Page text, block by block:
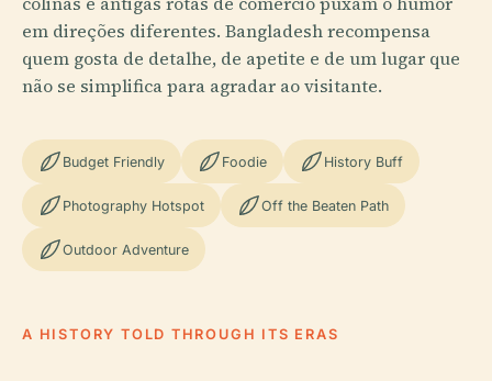
em direções diferentes. Bangladesh recompensa
quem gosta de detalhe, de apetite e de um lugar que
não se simplifica para agradar ao visitante.
Budget Friendly Foodie History Buff
Photography Hotspot Off the Beaten Path
Outdoor Adventure
A HISTORY TOLD THROUGH ITS ERAS